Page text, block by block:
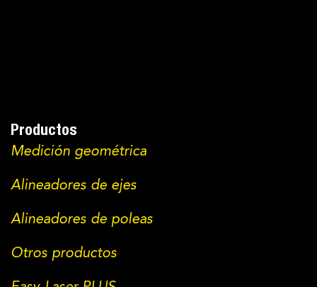
Productos
Medición geométrica
Alineadores de ejes
Alineadores de poleas
Otros productos